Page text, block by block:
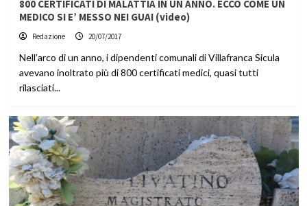
800 CERTIFICATI DI MALATTIA IN UN ANNO. ECCO COME UN
MEDICO SI E’ MESSO NEI GUAI (video)
Redazione 20/07/2017
Nell’arco di un anno, i dipendenti comunali di Villafranca Sicula
avevano inoltrato più di 800 certificati medici, quasi tutti
rilasciati...